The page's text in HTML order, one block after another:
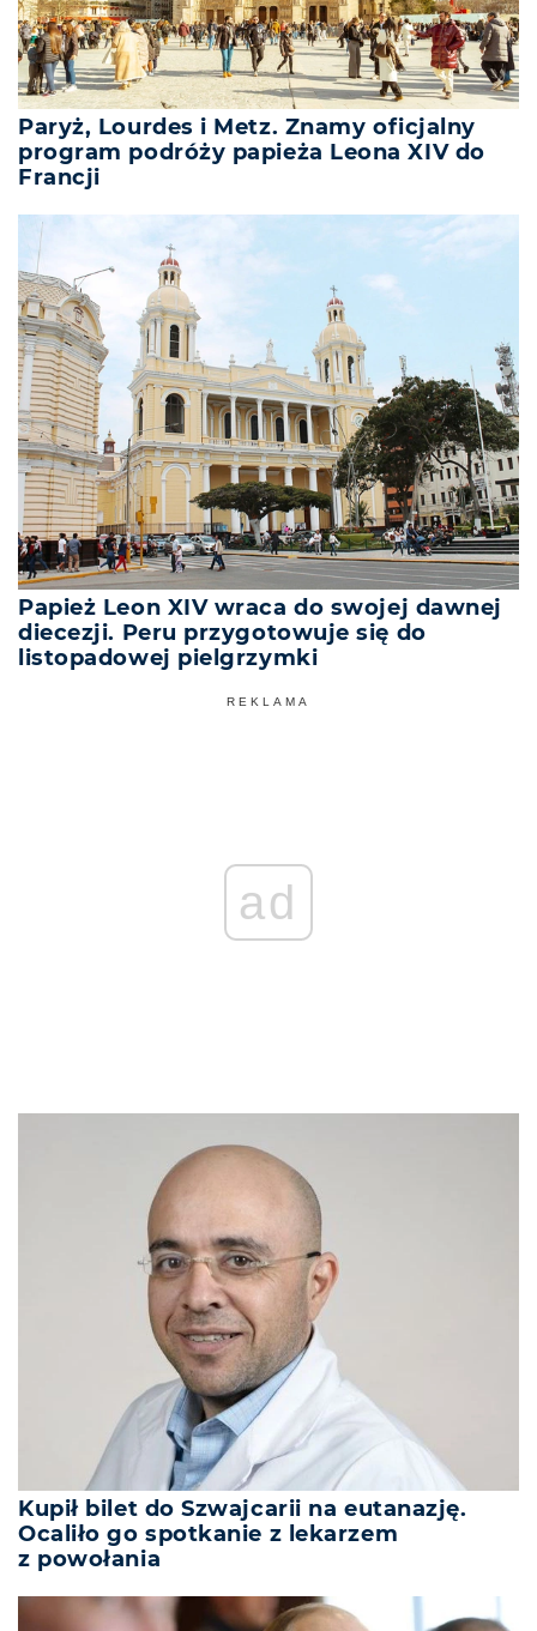
Paryż, Lourdes i Metz. Znamy oficjalny
program podróży papieża Leona XIV do
Francji
Papież Leon XIV wraca do swojej dawnej
diecezji. Peru przygotowuje się do
listopadowej pielgrzymki
REKLAMA
ad
Kupił bilet do Szwajcarii na eutanazję.
Ocaliło go spotkanie z lekarzem
z powołania